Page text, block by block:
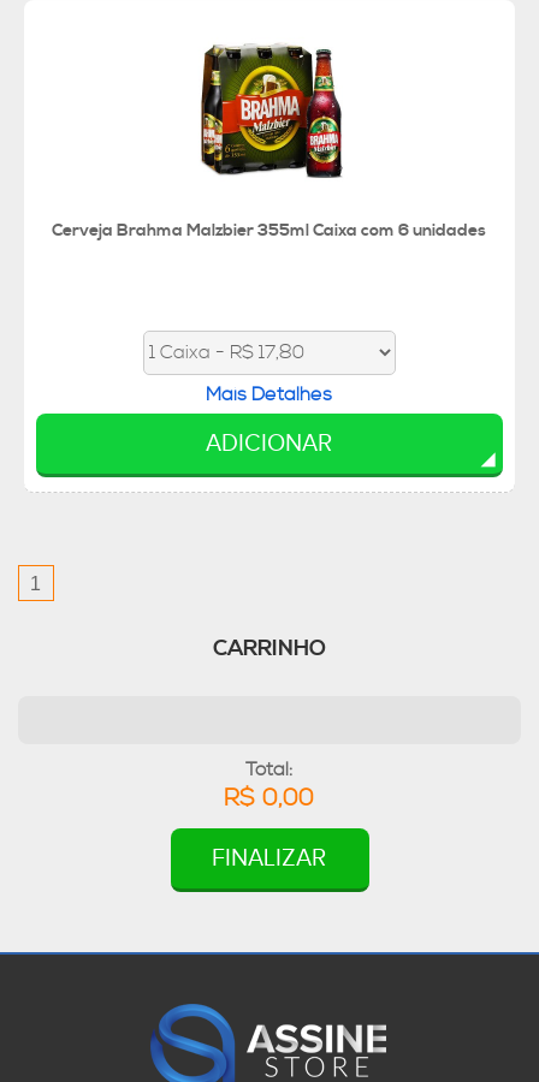
Cerveja Brahma Malzbier 355ml Caixa com 6 unidades
Mais Detalhes
ADICIONAR
1
CARRINHO
Total:
R$ 0,00
FINALIZAR